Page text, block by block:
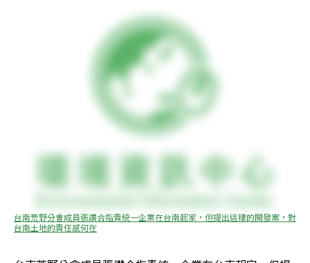
台南荒野分會成員張讚合指責統一企業在台南起家，但提出這樣的開發案，對
台南土地的責任感何在